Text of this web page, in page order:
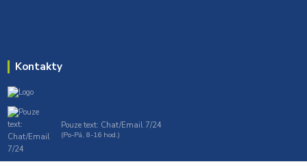
Kontakty
Pouze text: Chat/Email 7/24
(Po-Pá, 8-16 hod.)